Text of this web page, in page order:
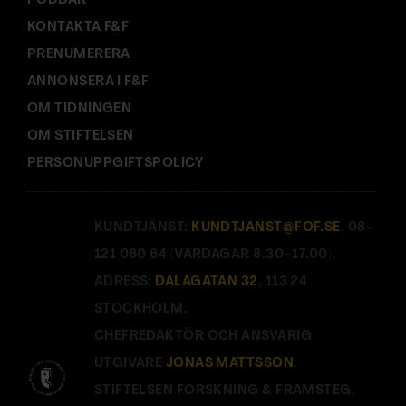
KONTAKTA F&F
PRENUMERERA
ANNONSERA I F&F
OM TIDNINGEN
OM STIFTELSEN
PERSONUPPGIFTSPOLICY
KUNDTJÄNST: KUNDTJANST@FOF.SE , 08-
121 060 64 (VARDAGAR 8.30–17.00).
ADRESS: DALAGATAN 32 , 113 24
STOCKHOLM.
CHEFREDAKTÖR OCH ANSVARIG
UTGIVARE JONAS MATTSSON .
STIFTELSEN FORSKNING & FRAMSTEG.